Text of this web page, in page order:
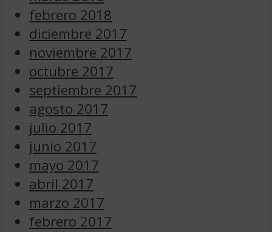
febrero 2018
diciembre 2017
noviembre 2017
octubre 2017
septiembre 2017
agosto 2017
julio 2017
junio 2017
mayo 2017
abril 2017
marzo 2017
febrero 2017